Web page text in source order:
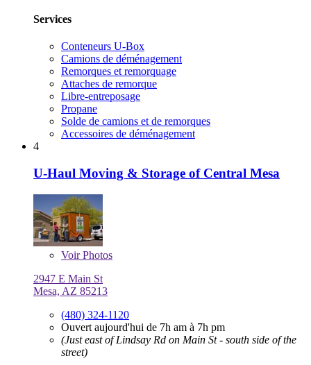
Services
Conteneurs U-Box
Camions de déménagement
Remorques et remorquage
Attaches de remorque
Libre-entreposage
Propane
Solde de camions et de remorques
Accessoires de déménagement
4
U-Haul Moving & Storage of Central Mesa
VoirPhotos
2947 E Main St
Mesa, AZ 85213
(480) 324-1120
Ouvert aujourd'hui de 7h am à 7h pm
(Just east of Lindsay Rd on Main St - south side of the
street)